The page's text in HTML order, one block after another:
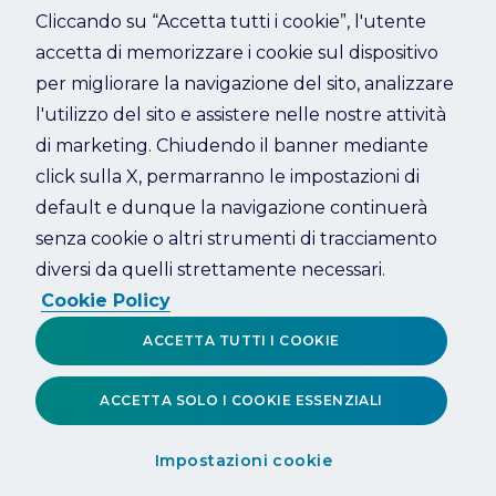
Refresh
Cliccando su “Accetta tutti i cookie”, l'utente
accetta di memorizzare i cookie sul dispositivo
per migliorare la navigazione del sito, analizzare
l'utilizzo del sito e assistere nelle nostre attività
di marketing. Chiudendo il banner mediante
click sulla X, permarranno le impostazioni di
default e dunque la navigazione continuerà
senza cookie o altri strumenti di tracciamento
diversi da quelli strettamente necessari.
Cookie Policy
Impostazioni cookie
ACCETTA SOLO I COOKIE ESSENZIALI
ACCETTA TUTTI I COOKIE